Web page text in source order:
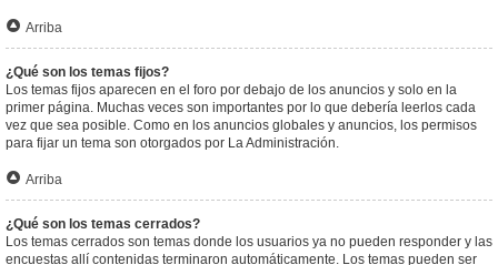
Arriba
¿Qué son los temas fijos?
Los temas fijos aparecen en el foro por debajo de los anuncios y solo en la
primer página. Muchas veces son importantes por lo que debería leerlos cada
vez que sea posible. Como en los anuncios globales y anuncios, los permisos
para fijar un tema son otorgados por La Administración.
Arriba
¿Qué son los temas cerrados?
Los temas cerrados son temas donde los usuarios ya no pueden responder y las
encuestas allí contenidas terminaron automáticamente. Los temas pueden ser